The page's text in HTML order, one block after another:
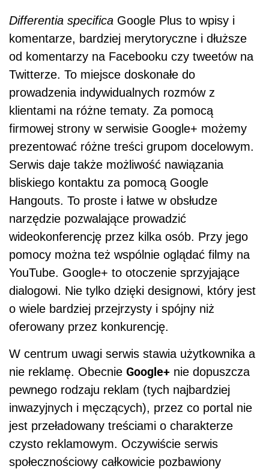
Differentia specifica Google Plus to wpisy i
komentarze, bardziej merytoryczne i dłuższe
od komentarzy na Facebooku czy tweetów na
Twitterze. To miejsce doskonałe do
prowadzenia indywidualnych rozmów z
klientami na różne tematy. Za pomocą
firmowej strony w serwisie Google+ możemy
prezentować różne treści grupom docelowym.
Serwis daje także możliwość nawiązania
bliskiego kontaktu za pomocą Google
Hangouts. To proste i łatwe w obsłudze
narzędzie pozwalające prowadzić
wideokonferencję przez kilka osób. Przy jego
pomocy można też wspólnie oglądać filmy na
YouTube. Google+ to otoczenie sprzyjające
dialogowi. Nie tylko dzięki designowi, który jest
o wiele bardziej przejrzysty i spójny niż
oferowany przez konkurencję.
W centrum uwagi serwis stawia użytkownika a
nie reklamę. Obecnie Google+ nie dopuszcza
pewnego rodzaju reklam (tych najbardziej
inwazyjnych i męczących), przez co portal nie
jest przeładowany treściami o charakterze
czysto reklamowym. Oczywiście serwis
społecznościowy całkowicie pozbawiony